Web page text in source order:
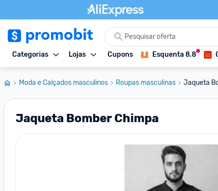
Categorias Lojas Cupons Esquenta 8.8
Moda e Calçados masculinos Roupas masculinas Jaqueta
Jaqueta Bomber Chimpa